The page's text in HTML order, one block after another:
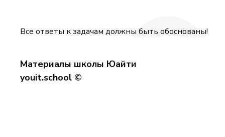
Все ответы к задачам должны быть обоснованы!
Материалы школы Юайти
youit.school ©